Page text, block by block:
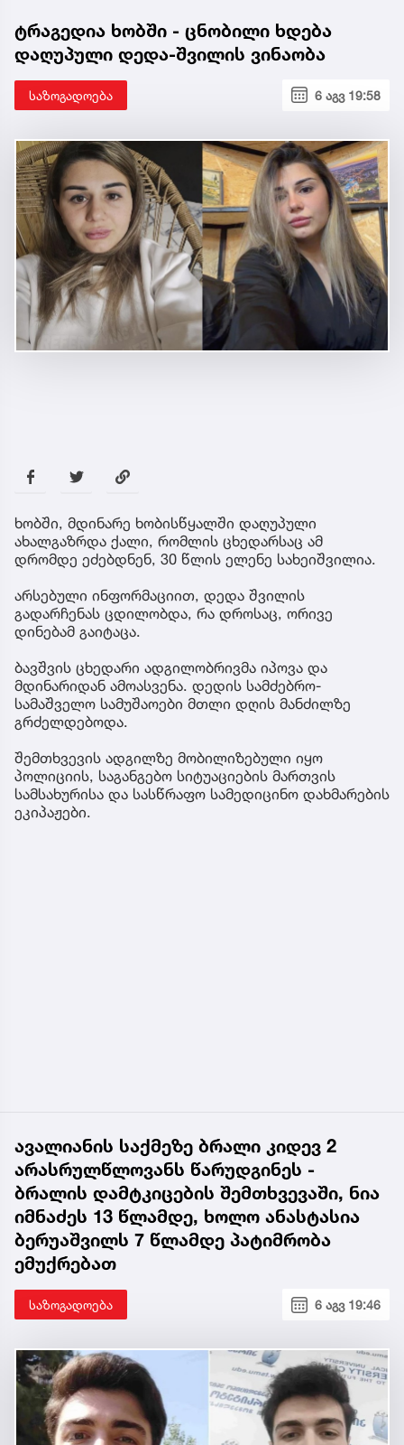
ტრაგედია ხობში - ცნობილი ხდება
დაღუპული დედა-შვილის ვინაობა
საზოგადოება 6 აგვ 19:58
ხობში, მდინარე ხობისწყალში დაღუპული
ახალგაზრდა ქალი, რომლის ცხედარსაც ამ
დრომდე ეძებდნენ, 30 წლის ელენე სახეიშვილია.
არსებული ინფორმაციით, დედა შვილის
გადარჩენას ცდილობდა, რა დროსაც, ორივე
დინებამ გაიტაცა.
ბავშვის ცხედარი ადგილობრივმა იპოვა და
მდინარიდან ამოასვენა. დედის სამძებრო-
სამაშველო სამუშაოები მთლი დღის მანძილზე
გრძელდებოდა.
შემთხვევის ადგილზე მობილიზებული იყო
პოლიციის, საგანგებო სიტუაციების მართვის
სამსახურისა და სასწრაფო სამედიცინო დახმარების
ეკიპაჟები.
ავალიანის საქმეზე ბრალი კიდევ 2
არასრულწლოვანს წარუდგინეს -
ბრალის დამტკიცების შემთხვევაში, ნია
იმნაძეს 13 წლამდე, ხოლო ანასტასია
ბერუაშვილს 7 წლამდე პატიმრობა
ემუქრებათ
საზოგადოება 6 აგვ 19:46